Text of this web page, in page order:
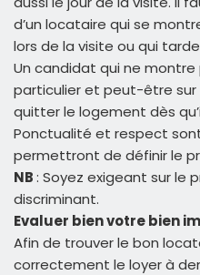
d’un locataire qui se
lors de la visite ou qui
Un candidat qui ne
particulier et peut-être sur
quitter le logement dès
Ponctualité et respect
permettront de définir le
NB: Soyez exigeant sur le
discriminant.
Evaluer bien votre bien
Afin de trouver le bon
correctement le loyer à